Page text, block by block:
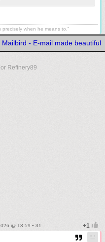
precisely when he means to.”
Mailbird - E-mail made beautiful
Refinery89
@ 13:59 • 31